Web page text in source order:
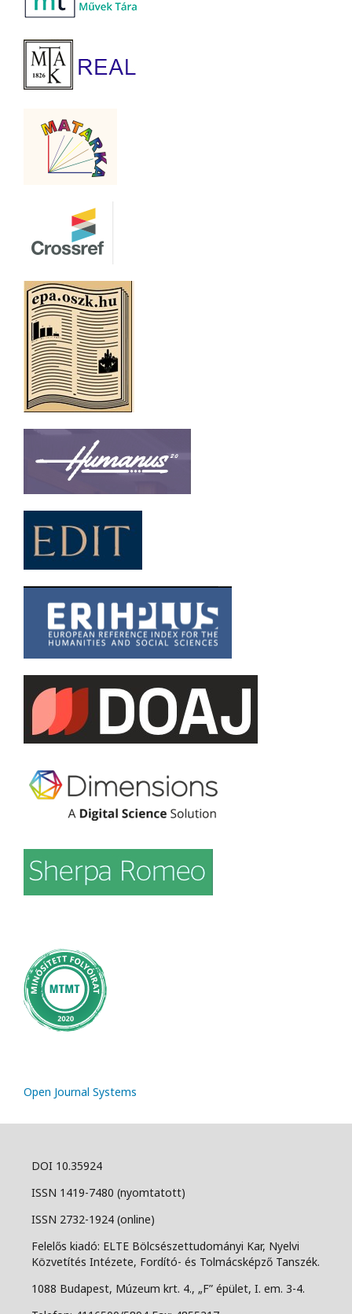
Open Journal Systems
DOI 10.35924
ISSN 1419-7480 (nyomtatott)
ISSN 2732-1924 (online)
Felelős kiadó: ELTE Bölcsészettudományi Kar, Nyelvi
Közvetítés Intézete, Fordító- és Tolmácsképző Tanszék.
1088 Budapest, Múzeum krt. 4., „F” épület, I. em. 3-4.